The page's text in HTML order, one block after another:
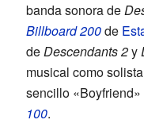
banda sonora de
Billboard 200de
deDescendants 2y
musical como
sencillo
100.